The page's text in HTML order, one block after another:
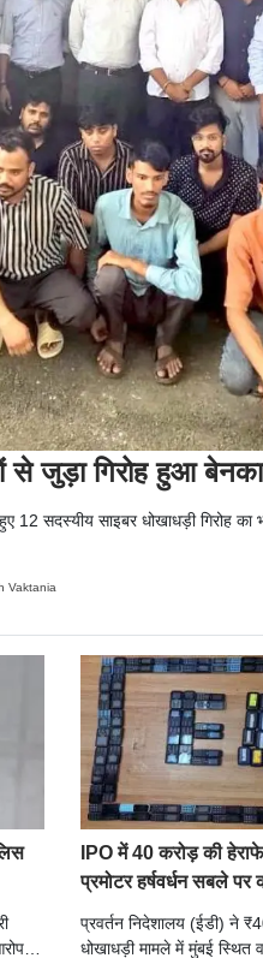
से जुड़ा गिरोह हुआ
12 सदस्यीय साइबर धोखाधड़ी गिरोह
Vaktania
में
IPO में 40 करोड़ की
प्रमोटर हर्षवर्धन सबले
प्रवर्तन निदेशालय (ईडी) ने
धोखाधड़ी मामले में मुंबई स्थित